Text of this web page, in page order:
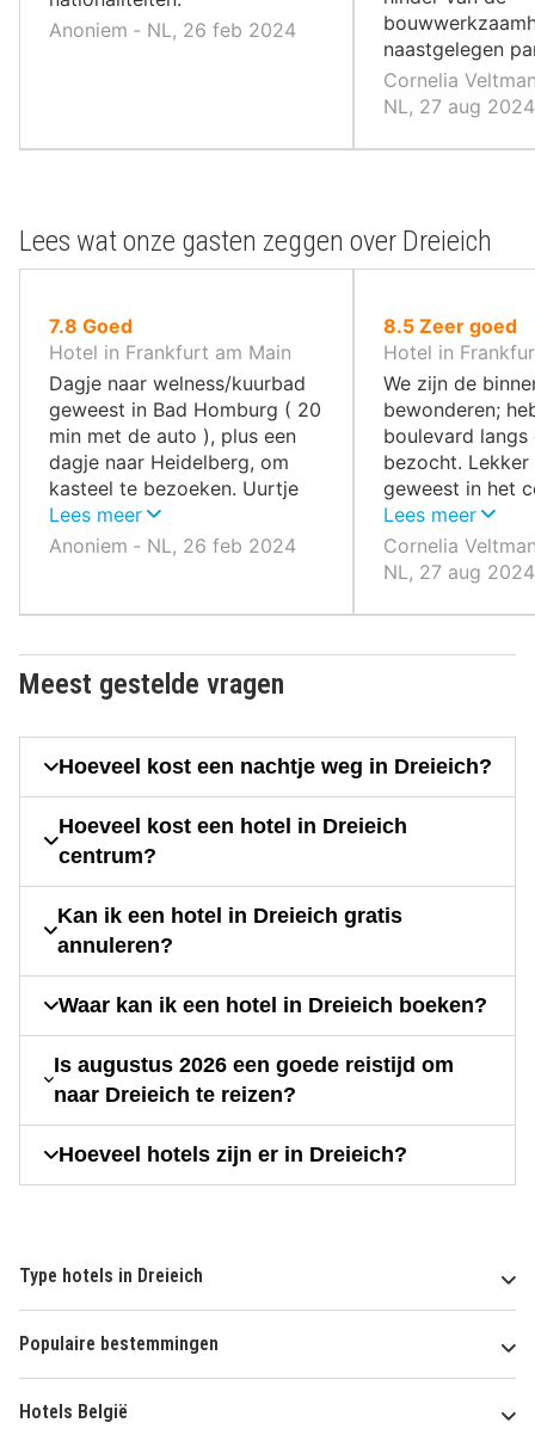
Anoniem ‐ NL, 26 feb 2024
naastgelegen
Cornelia
NL, 27 aug 2024
Lees wat onze gasten zeggen over Dreieich
7.8 uit
10
,
Goed
Hotel in Frankfurt am Main
Dagje naar welness/kuurbad
geweest in Bad Homburg ( 20
min met de auto ), plus een
dagje naar Heidelberg, om
kasteel te bezoeken. Uurtje
met de auto. Hostel ligt naast
treinstation, met de trein had
Lees meer
Anoniem ‐ NL, 26 feb 2024
8.5uit
10
,
Zeer goed
Hotel in
We zijn de
bewonderen;
boulevard langs
bezocht.
geweest in het
de stad.
Lees meer
Cornelia
NL, 27 aug 2024
Meest gestelde vragen
Hoeveel kost een nachtje weg in Dreieich?
Hoeveel kost een hotel in Dreieich
centrum?
Kan ik een hotel in Dreieich gratis
annuleren?
Waar kan ik een hotel in Dreieich boeken?
Is augustus 2026 een goede reistijd om
naar Dreieich te reizen?
Hoeveel hotels zijn er in Dreieich?
Type hotels in Dreieich
Populaire bestemmingen
Hotels België